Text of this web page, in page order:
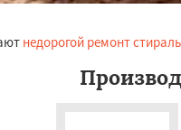
недорогой ремонт